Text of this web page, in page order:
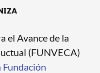
el Avance de la
(FUNVECA)
Fundación